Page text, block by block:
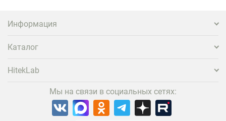
проектора.
Информация
Каталог
HitekLab
Мы на связи в социальных сетях: